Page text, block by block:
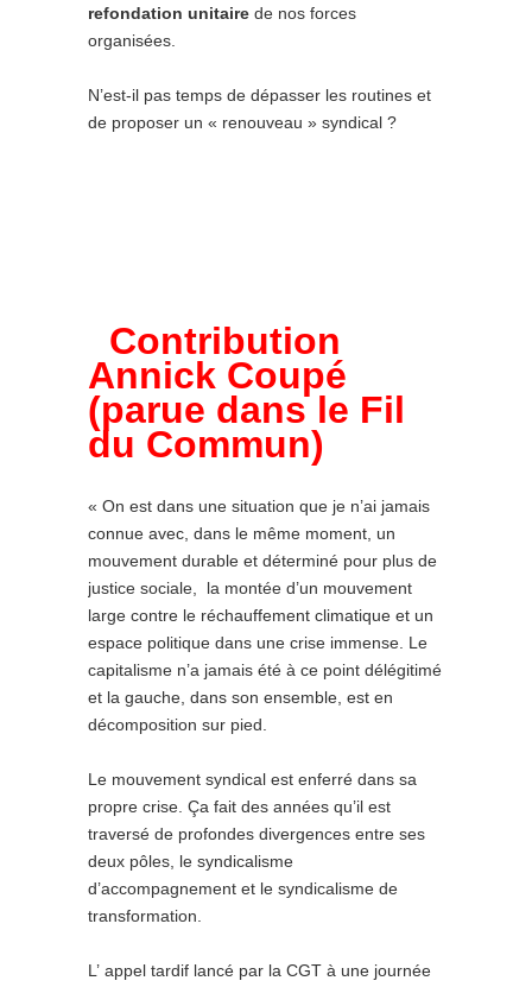
refondation unitaire de nos forces
organisées.
N’est-il pas temps de dépasser les routines et
de proposer un « renouveau » syndical ?
Contribution
Annick Coupé
(parue dans le Fil
du Commun)
« On est dans une situation que je n’ai jamais
connue avec, dans le même moment, un
mouvement durable et déterminé pour plus de
justice sociale, la montée d’un mouvement
large contre le réchauffement climatique et un
espace politique dans une crise immense. Le
capitalisme n’a jamais été à ce point délégitimé
et la gauche, dans son ensemble, est en
décomposition sur pied.
Le mouvement syndical est enferré dans sa
propre crise. Ça fait des années qu’il est
traversé de profondes divergences entre ses
deux pôles, le syndicalisme
d’accompagnement et le syndicalisme de
transformation.
L’ appel tardif lancé par la CGT à une journée